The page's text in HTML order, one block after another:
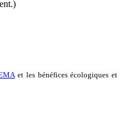
Administrateur